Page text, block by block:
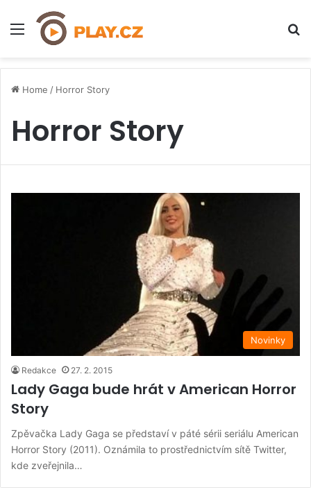
Menu
Home / Horror Story
Horror Story
Novinky
Redakce 27. 2. 2015
Lady Gaga bude hrát v American Horror
Story
Zpěvačka Lady Gaga se představí v páté sérii seriálu American
Horror Story (2011). Oznámila to prostřednictvím sítě Twitter,
kde zveřejnila…